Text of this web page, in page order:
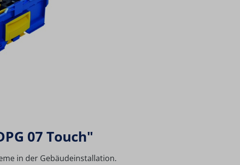
07 Touch"
in der Gebäudeinstallation.